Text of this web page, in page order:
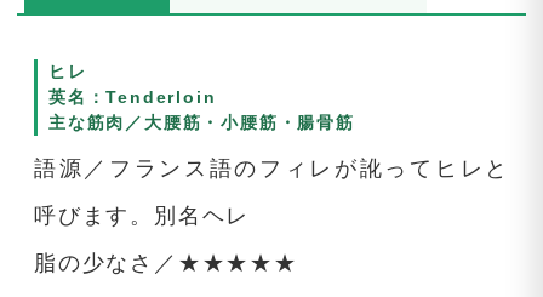
ヒレ
英名：Tenderloin
主な筋肉／大腰筋・小腰筋・腸骨筋
語源／フランス語のフィレが訛ってヒレと
呼びます。別名ヘレ
脂の少なさ／★★★★★